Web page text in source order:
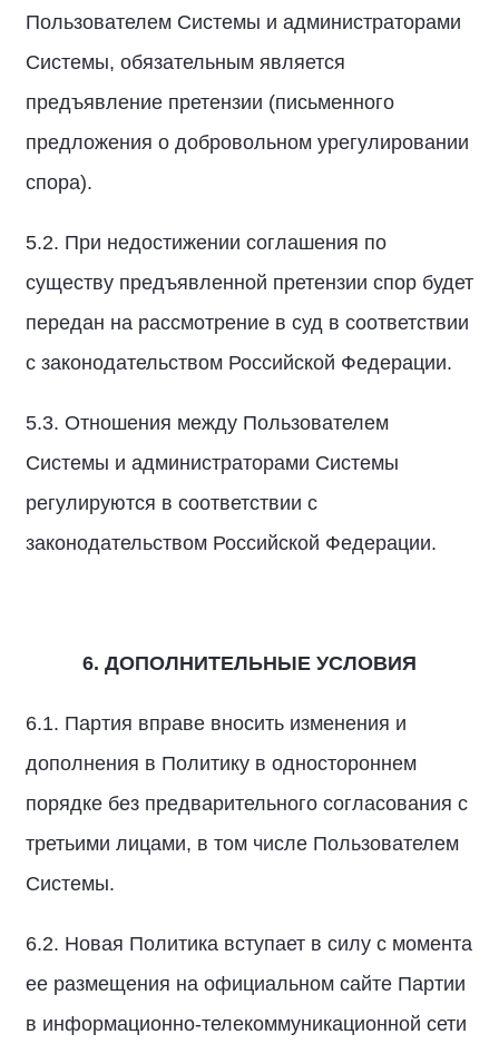
Пользователем Системы и администраторами
Системы, обязательным является
предъявление претензии (письменного
предложения о добровольном урегулировании
спора).
5.2. При недостижении соглашения по
существу предъявленной претензии спор будет
передан на рассмотрение в суд в соответствии
с законодательством Российской Федерации.
5.3. Отношения между Пользователем
Системы и администраторами Системы
регулируются в соответствии с
законодательством Российской Федерации.
6. ДОПОЛНИТЕЛЬНЫЕ УСЛОВИЯ
6.1. Партия вправе вносить изменения и
дополнения в Политику в одностороннем
порядке без предварительного согласования с
третьими лицами, в том числе Пользователем
Системы.
6.2. Новая Политика вступает в силу с момента
ее размещения на официальном сайте Партии
в информационно-телекоммуникационной сети